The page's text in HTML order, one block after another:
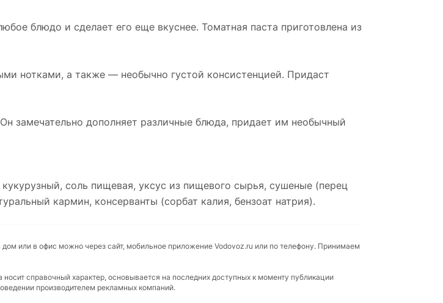
блюдо и сделает его еще вкуснее. Томатная паста приготовлена из
нотками, а также — необычно густой консистенцией. Придаст
замечательно дополняет различные блюда, придает им необычный
соль пищевая, уксус из пищевого сырья, сушеные (перец
кармин, консерванты (сорбат калия, бензоат натрия).
дом или в офис можно через сайт, мобильное приложение Vodovoz.ru или по телефону. Принимаем
справочный характер, основывается на последних доступных к моменту публикации
производителем рекламных компаний.